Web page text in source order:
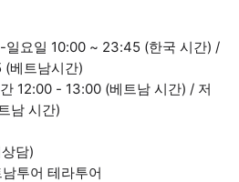
일요일 10:00 ~ 23:45 (한국 시간) /
베트남시간)
12:00 - 13:00 (베트남 시간) / 저
남 시간)
담)
투어 테라투어